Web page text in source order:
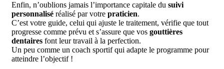
Enfin, n’oublions jamais l’importance capitale du suivi
personnalisé réalisé par votre praticien.
C’est votre guide, celui qui ajuste le traitement, vérifie que tout
progresse comme prévu et s’assure que vos gouttières
dentaires font leur travail à la perfection.
Un peu comme un coach sportif qui adapte le programme pour
atteindre l’objectif !